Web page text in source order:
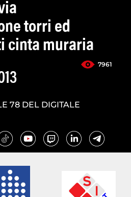
torri ed
cinta muraria
7961
78 DEL DIGITALE